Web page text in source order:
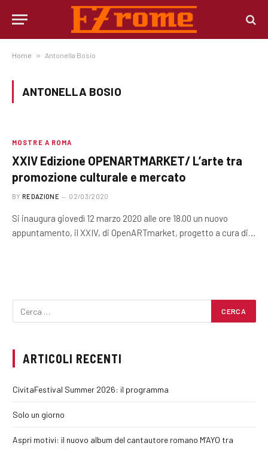
Home » Antonella Bosio
ANTONELLA BOSIO
MOSTRE A ROMA
XXIV Edizione OPENARTMARKET/ L’arte tra
promozione culturale e mercato
BY REDAZIONE 02/03/2020
Si inaugura giovedì 12 marzo 2020 alle ore 18.00 un nuovo
appuntamento, il XXIV, di OpenARTmarket, progetto a cura di…
ARTICOLI RECENTI
CivitaFestival Summer 2026: il programma
Solo un giorno
Aspri motivi: il nuovo album del cantautore romano M’AYO tra